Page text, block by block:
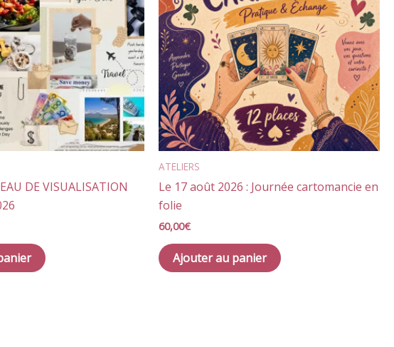
DE VISUALISATION
ATELIERS
Le 17 août 2026 : Journée cartomancie en
folie
60,00€
Ajouter au panier